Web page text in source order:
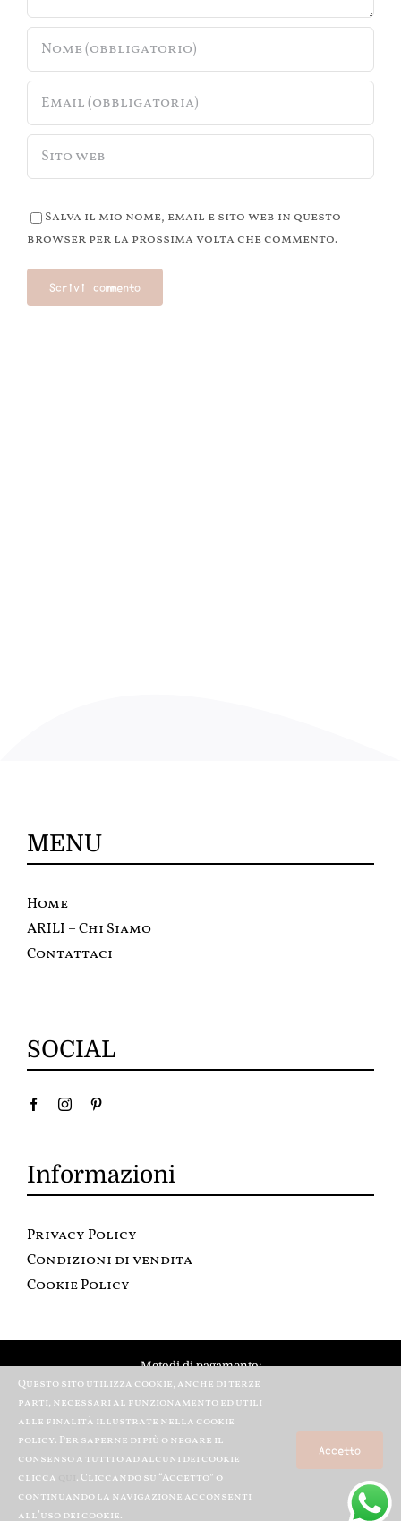
Salva il mio nome, email e sito web in questo
browser per la prossima volta che commento.
MENU
Home
ARILI – Chi Siamo
Contattaci
SOCIAL
Informazioni
Privacy Policy
Condizioni di vendita
Cookie Policy
Metodi di pagamento:
© Copyright 2012 – 2020 | All Rights Reserved | Powered Aralgrafica
Questo sito utilizza cookie, anche di terze
parti, necessari al funzionamento ed utili
alle finalità illustrate nella cookie
policy. Per saperne di più o negare il
consenso a tutti o ad alcuni dei cookie
clicca
. Cliccando su “Accetto” o
continuando la navigazione acconsenti
all’uso dei cookie.
Accetto